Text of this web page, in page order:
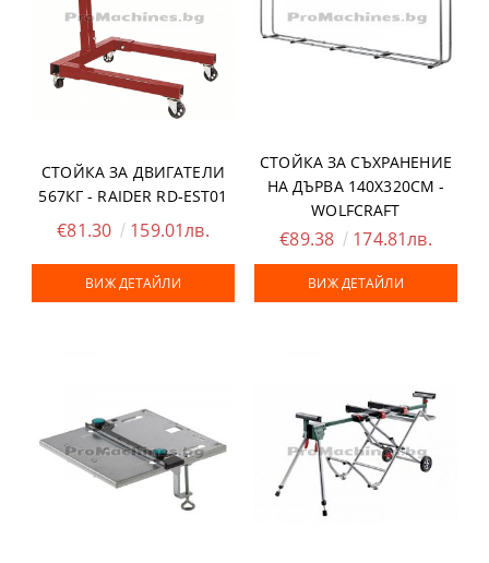
СТОЙКА ЗА ДВИГАТЕЛИ
567КГ - RAIDER RD-EST01
€81.30 159.01лв.
ВИЖ ДЕТАЙЛИ
СТОЙКА ЗА СЪХРАНЕНИЕ
НА ДЪРВА 140Х320СМ -
WOLFCRAFT
€89.38 174.81лв.
ВИЖ ДЕТАЙЛИ